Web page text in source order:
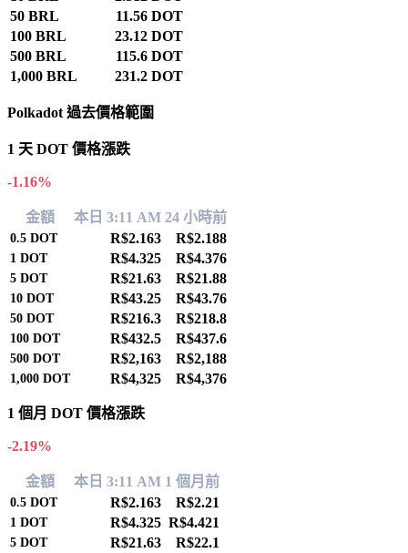
50 BRL
11.56 DOT
100 BRL
23.12 DOT
500 BRL
115.6 DOT
1,000 BRL
231.2 DOT
Polkadot 過去價格範圍
1 天 DOT 價格漲跌
-1.16%
金額 本日 3:11 AM 24 小時前
0.5 DOT R$2.163 R$2.188
1 DOT R$4.325 R$4.376
5 DOT R$21.63 R$21.88
10 DOT R$43.25 R$43.76
50 DOT R$216.3 R$218.8
100 DOT R$432.5 R$437.6
500 DOT R$2,163 R$2,188
1,000 DOT R$4,325 R$4,376
1 個月 DOT 價格漲跌
-2.19%
金額 本日 3:11 AM 1 個月前
0.5 DOT R$2.163 R$2.21
1 DOT R$4.325 R$4.421
5 DOT R$21.63 R$22.1